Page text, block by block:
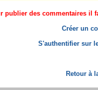
publier des commentaires il
Créer un
S'authentifier sur
Retour à